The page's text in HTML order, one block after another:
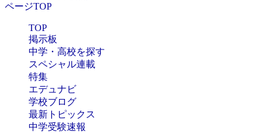
ページTOP
TOP
掲示板
中学・高校を探す
スペシャル連載
特集
エデュナビ
学校ブログ
最新トピックス
中学受験速報